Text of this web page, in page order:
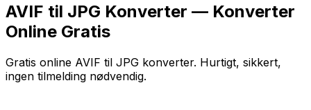
AVIF til JPG Konverter — Konverter
Online Gratis
Gratis online AVIF til JPG konverter. Hurtigt, sikkert,
ingen tilmelding nødvendig.